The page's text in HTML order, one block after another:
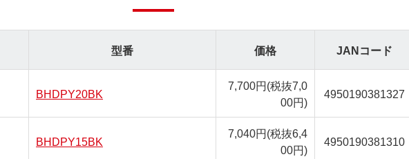
型番 価格 JANコード
BHDPY20BK 7,700円(税抜7,0
00円)
4950190381327
BHDPY15BK 7,040円(税抜6,4
00円)
4950190381310